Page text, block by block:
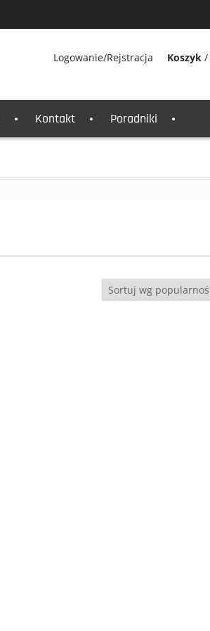
Logowanie/Rejstracja Koszyk /
Kontakt Poradniki